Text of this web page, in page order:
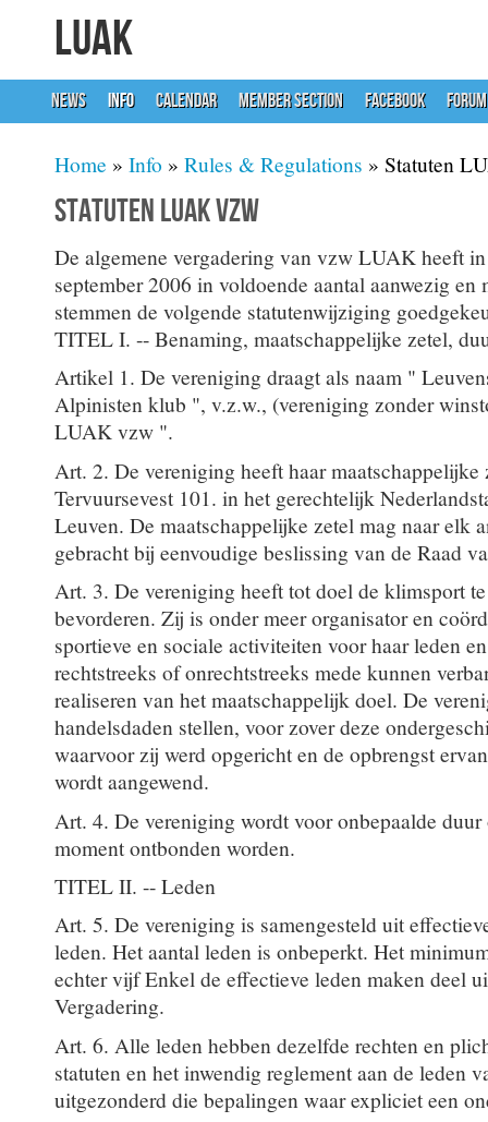
LUAK
NEWS INFO CALENDAR MEMBER SECTION FACEBOOK FORUM
You are here
Home » Info » Rules & Regulations » Statuten
Statuten LUAK vzw
De algemene vergadering van vzw LUAK heeft
september 2006 in voldoende aantal aanwezig en
stemmen de volgende statutenwijziging
TITEL I. -- Benaming, maatschappelijke zetel,
Artikel 1. De vereniging draagt als naam "
Alpinisten klub ", v.z.w., (vereniging zonder
LUAK vzw ".
Art. 2. De vereniging heeft haar maatschappelijke
Tervuursevest 101. in het gerechtelijk
Leuven. De maatschappelijke zetel mag naar elk
gebracht bij eenvoudige beslissing van de Raad
Art. 3. De vereniging heeft tot doel de klimsport
bevorderen. Zij is onder meer organisator en
sportieve en sociale activiteiten voor haar leden
rechtstreeks of onrechtstreeks mede kunnen
realiseren van het maatschappelijk doel. De
handelsdaden stellen, voor zover deze
waarvoor zij werd opgericht en de opbrengst
wordt aangewend.
Art. 4. De vereniging wordt voor onbepaalde
moment ontbonden worden.
TITEL II. -- Leden
Art. 5. De vereniging is samengesteld uit
leden. Het aantal leden is onbeperkt. Het
echter vijf Enkel de effectieve leden maken deel
Vergadering.
Art. 6. Alle leden hebben dezelfde rechten en
statuten en het inwendig reglement aan de leden
uitgezonderd die bepalingen waar expliciet een